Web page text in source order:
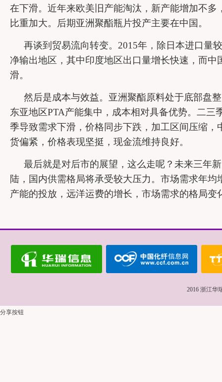
在下滑。近年来欧美旧产能淘汰，新产能增加不多
比重加大。后期亚洲聚酯瓶片投产主要在中国。
再谈到贸易流向转变。 2015年，除日本进口量
净输出地区，其中印度地区出口量增长快速，而中
滑。
然后是成本与效益。亚洲聚酯原料处于底部盘
东亚地区PTA产能集中，成本相对具备优势。二三
季导致需求下滑，价格同步下跌，加工区间压缩，
货偏紧，价格表现坚挺，现金流维持良好。
最后就是对后市的展望，这么走呢？未来三年
陆，国内供需格局将承受较大压力。市场需求年均
产能的投放，远洋运费的增长，市场需求的格局变
2016 浙江华
分享按钮